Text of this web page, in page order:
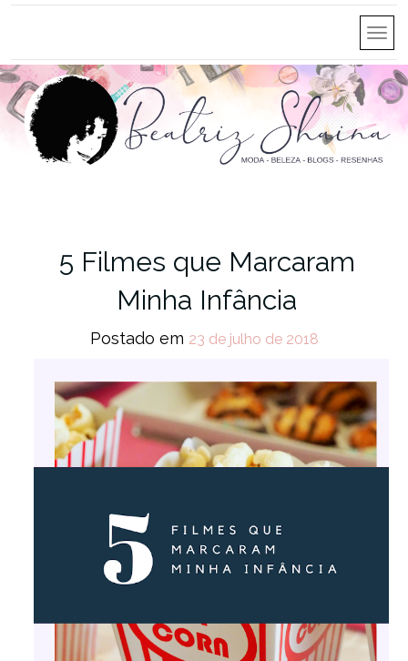
5 Filmes que Marcaram
Minha Infância
Postado em 23 de julho de 2018